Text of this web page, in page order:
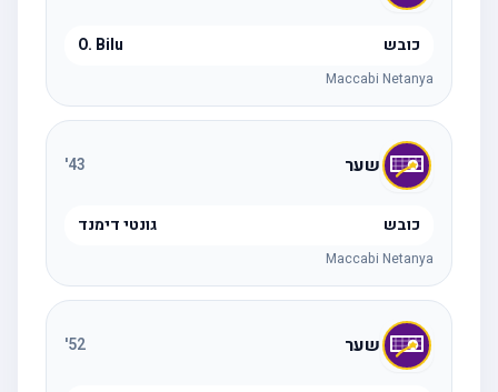
כובש O. Bilu
Maccabi Netanya
שער 43
'
כובש גונטי דימנד
Maccabi Netanya
שער 52
'